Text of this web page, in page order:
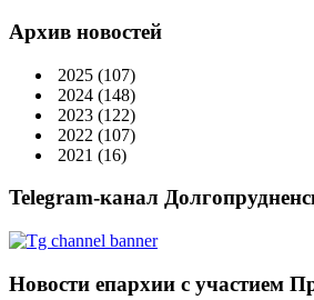
Архив новостей
2025 (107)
2024 (148)
2023 (122)
2022 (107)
2021 (16)
Telegram-канал
Новости епархии с участием